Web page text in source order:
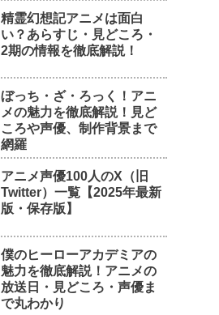
精霊幻想記アニメは面白
い？あらすじ・見どころ・
2期の情報を徹底解説！
ぼっち・ざ・ろっく！アニ
メの魅力を徹底解説！見ど
ころや声優、制作背景まで
網羅
アニメ声優100人のX（旧
Twitter）一覧【2025年最新
版・保存版】
僕のヒーローアカデミアの
魅力を徹底解説！アニメの
放送日・見どころ・声優ま
で丸わかり